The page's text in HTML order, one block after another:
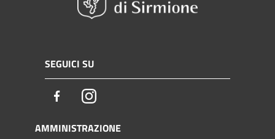
SEGUICI SU
FacebookInstagram
AMMINISTRAZIONE